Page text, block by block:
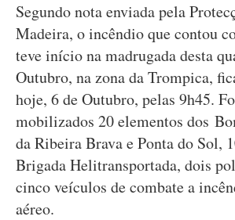
Segundo nota enviada pela
Madeira, o incêndio que contou
teve início na madrugada desta
Outubro, na zona da Trompica,
hoje, 6 de Outubro, pelas 9h45.
mobilizados 20 elementos dos
da Ribeira Brava e Ponta do Sol,
Brigada Helitransportada, dois
cinco veículos de combate a
aéreo.